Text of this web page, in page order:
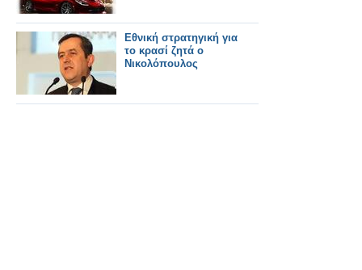
Εθνική στρατηγική για
το κρασί ζητά ο
Νικολόπουλος